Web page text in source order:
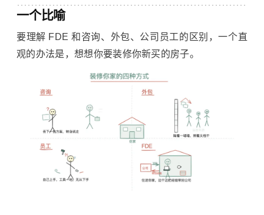
一个比喻
要理解 FDE 和咨询、外包、公司员工的区别，一个直
观的办法是，想想你要装修你新买的房子。